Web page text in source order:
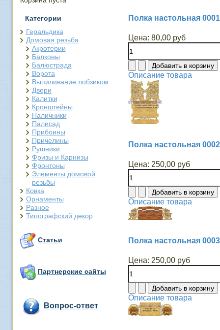
Категории
Геральдика
Домовая резьба
Акротерии
Балконы
Балюстрада
Ворота
Выпиливание лобзиком
Двери
Калитки
Кронштейны
Наличники
Палисад
Прибоины
Причелины
Рушники
Фризы и Карнизы
Фронтоны
Элементы домовой
резьбы
Ковка
Орнаменты
Разное
Типографский декор
Статьи
Партнерские сайты
Вопрос-ответ
Полка настольная 0001
Цена: 80,00 руб
Описание товара
Полка настольная 0002
Цена: 250,00 руб
Описание товара
Полка настольная 0003
Цена: 250,00 руб
Описание товара